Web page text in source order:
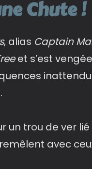
Chute !
, alias Captain
et s’est
un trou de ver
avec